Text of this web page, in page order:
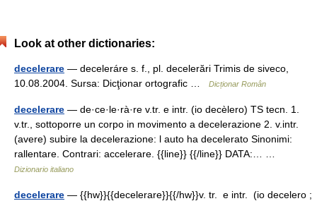
Look at other dictionaries:
decelerare — deceleráre s. f., pl. decelerări Trimis de siveco,
10.08.2004. Sursa: Dicţionar ortografic …
Dicționar Român
decelerare — de·ce·le·rà·re v.tr. e intr. (io decèlero) TS tecn. 1.
v.tr., sottoporre un corpo in movimento a decelerazione 2. v.intr.
(avere) subire la decelerazione: l auto ha decelerato Sinonimi:
rallentare. Contrari: accelerare. {{line}} {{/line}} DATA:… …
Dizionario italiano
decelerare — {{hw}}{{decelerare}}{{/hw}}v. tr. e intr. (io decelero ;